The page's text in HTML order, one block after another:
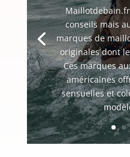
conseils mais
marques de
originales dont
Ces marques
américaines
sensuelles et